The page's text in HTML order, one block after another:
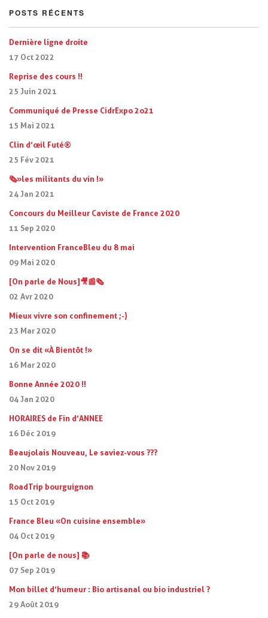
POSTS RÉCENTS
Dernière ligne droite
17 Oct 2022
Reprise des cours !!
25 Juin 2021
Communiqué de Presse CidrExpo 2o21
15 Mai 2021
Clin d’œil Futé®
25 Fév 2021
🗞 »les militants du vin ! »
24 Jan 2021
Concours du Meilleur Caviste de France 2020
11 Sep 2020
Intervention FranceBleu du 8 mai
09 Mai 2020
[On parle de Nous]🎥📰🗞
02 Avr 2020
Mieux vivre son confinement ;-)
23 Mar 2020
On se dit « À Bientôt ! »
16 Mar 2020
Bonne Année 2020 !!
04 Jan 2020
HORAIRES de Fin d’ANNEE
16 Déc 2019
Beaujolais Nouveau, Le saviez-vous ???
20 Nov 2019
RoadTrip bourguignon
15 Oct 2019
France Bleu « On cuisine ensemble »
04 Oct 2019
[On parle de nous] 📚
07 Sep 2019
Mon billet d’humeur : Bio artisanal ou bio industriel ?
29 Août 2019